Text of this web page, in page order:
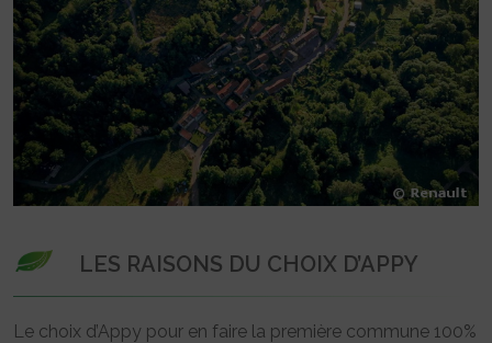
LES RAISONS DU CHOIX D’APPY
Le choix d’Appy pour en faire la première commune 100%